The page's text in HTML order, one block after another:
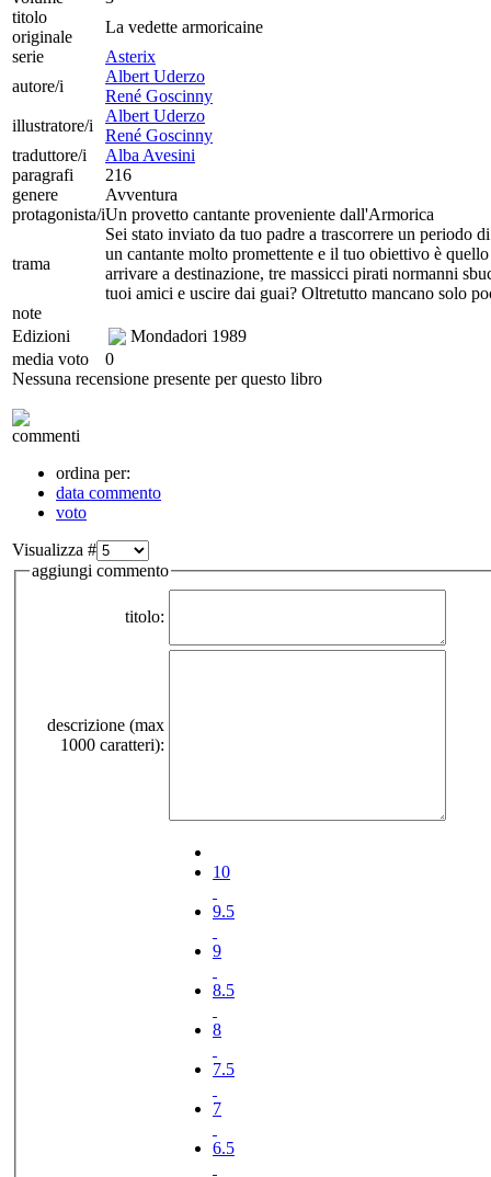
titolo
originale
La vedette armoricaine
serie
Asterix
autore/i
Albert Uderzo
René Goscinny
illustratore/i
Albert Uderzo
René Goscinny
traduttore/i
Alba Avesini
paragrafi
216
genere
Avventura
protagonista/iUn provetto cantante proveniente dall'Armorica
trama
Sei stato inviato da tuo padre a trascorrere un
un cantante molto promettente e il tuo obiettivo è
arrivare a destinazione, tre massicci pirati normanni
tuoi amici e uscire dai guai? Oltretutto mancano solo
note
Edizioni
Mondadori 1989
media voto
0
Nessuna recensione presente per questo libro
commenti
ordina per:
data commento
voto
Visualizza #
aggiungi commento
titolo:
descrizione (max
1000 caratteri):
10
9.5
9
8.5
8
7.5
7
6.5